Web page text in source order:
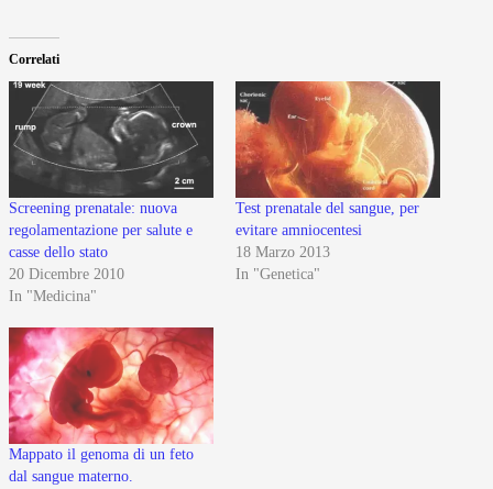
Correlati
Screening prenatale: nuova
regolamentazione per salute e
casse dello stato
20 Dicembre 2010
In "Medicina"
Test prenatale del sangue, per
evitare amniocentesi
18 Marzo 2013
In "Genetica"
Mappato il genoma di un feto
dal sangue materno.